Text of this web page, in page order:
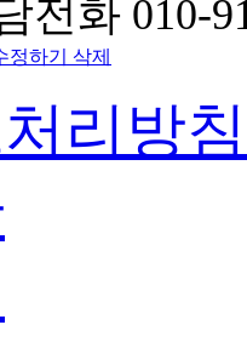
전화 010-
정하기 삭제
리방침